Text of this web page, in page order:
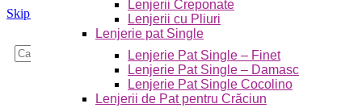
Skip to navigation Skip to main content
Caută
Lenjerii Creponate
Lenjerii cu Pliuri
Lenjerie pat Single
Lenjerie Pat Single – Finet
Lenjerie Pat Single – Damasc
Lenjerie Pat Single Cocolino
Lenjerii de Pat pentru Crăciun